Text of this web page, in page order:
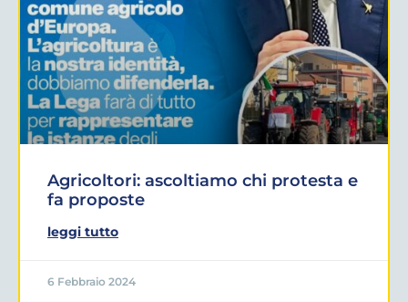
Agricoltori: ascoltiamo chi protesta e
fa proposte
leggi tutto
6 Febbraio 2024